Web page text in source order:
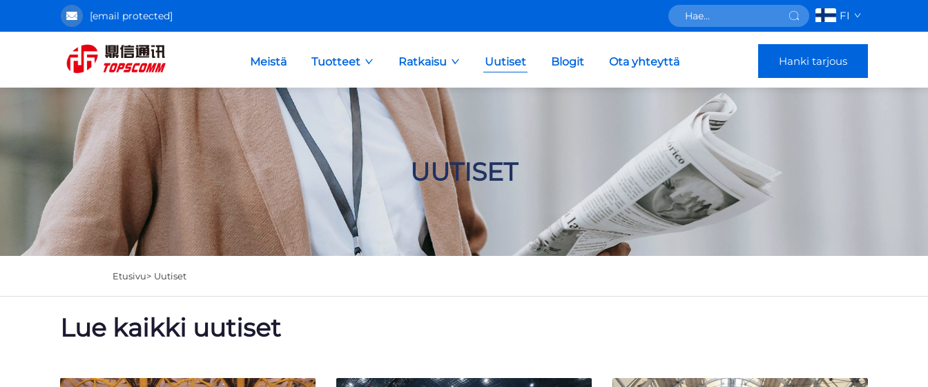
[email protected] FI
Meistä Tuotteet Ratkaisu Uutiset Blogit Ota yhteyttä Hanki tarjous
UUTISET
Etusivu> Uutiset
Lue kaikki uutiset